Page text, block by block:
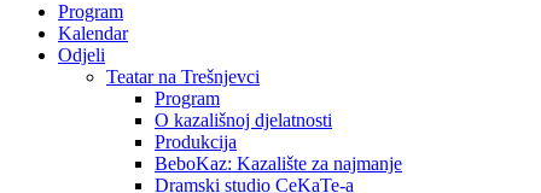
Program
Kalendar
Odjeli
Teatar na Trešnjevci
Program
O kazališnoj djelatnosti
Produkcija
BeboKaz: Kazalište za najmanje
Dramski studio CeKaTe-a